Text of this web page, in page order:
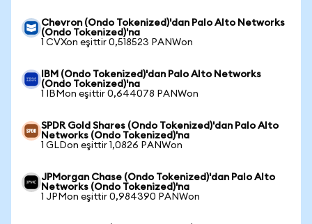
Chevron (Ondo Tokenized)'dan Palo Alto Networks
(Ondo Tokenized)'na
1 CVXon eşittir 0,518523 PANWon
IBM (Ondo Tokenized)'dan Palo Alto Networks
(Ondo Tokenized)'na
1 IBMon eşittir 0,644078 PANWon
SPDR Gold Shares (Ondo Tokenized)'dan Palo Alto
Networks (Ondo Tokenized)'na
1 GLDon eşittir 1,0826 PANWon
JPMorgan Chase (Ondo Tokenized)'dan Palo Alto
Networks (Ondo Tokenized)'na
1 JPMon eşittir 0,984390 PANWon